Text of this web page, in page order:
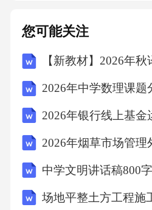
mm，窗户为三层中空
V）12公里、热力管网3公
储能中心与园区企业，同
（年回收量2万立方米），
和科普展示中心，通过VR
理，面向公众及企业开展
年接待参观人数1.5万人次
您可能关注
中学文明讲话稿800字
场地平整土方工程施